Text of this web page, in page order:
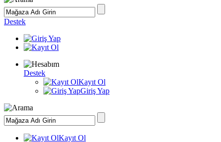
Destek
Destek
Kayıt Ol
Giriş Yap
Kayıt Ol